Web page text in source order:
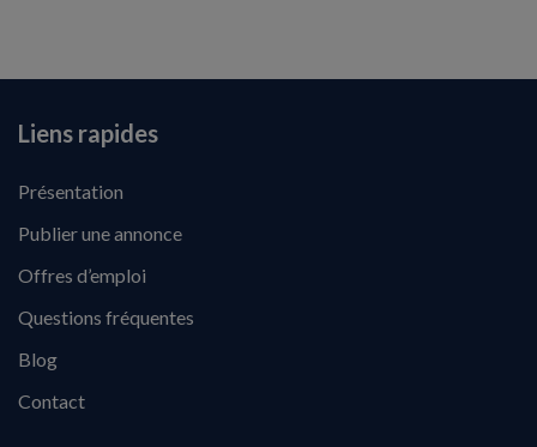
Liens rapides
Présentation
Publier une annonce
Offres d’emploi
Questions fréquentes
Blog
Contact